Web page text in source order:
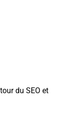
du SEO et